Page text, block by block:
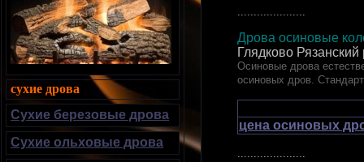
Дрова осиновые
Глядково Рязанский
Осиновые дрова
осиновых дров.
цена осиновых
сухие дрова
Сухие березовые дрова
Сухие ольховые дрова